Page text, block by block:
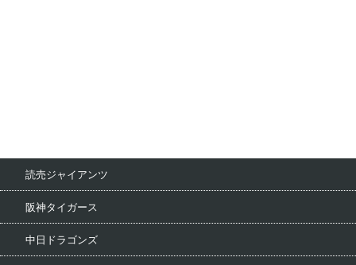
読売ジャイアンツ
阪神タイガース
中日ドラゴンズ